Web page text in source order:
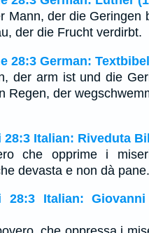
Mann, der die Geringen
der die Frucht verdirbt.
28:3 German:
der arm ist und die
Regen, der
28:3 Italian: Riveduta
che opprime i
devasta e non dà pane.
28:3 Italian: